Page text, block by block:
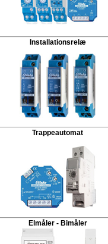
Installationsrelæ
Trappeautomat
Elmåler - Bimåler